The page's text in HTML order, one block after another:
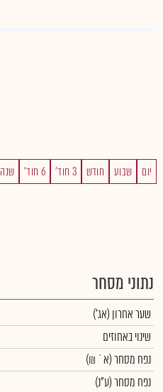
יום שבוע חודש 3 חוד' 6 חוד' שנה
נתוני מסחר
שער אחרון (אג')
שינוי באחוזים
נפח מסחר(א` ₪)
נפח מסחר(ע"נ)